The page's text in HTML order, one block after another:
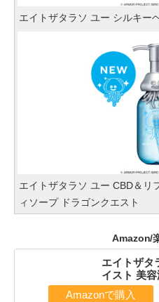
エイトザタラソ ユー シルキー
エイトザタラソ ユー CBD＆リ
ィソープ ドラゴンクエスト
Amazon/
エイトザタ
イスト 美容
Amazonで購入